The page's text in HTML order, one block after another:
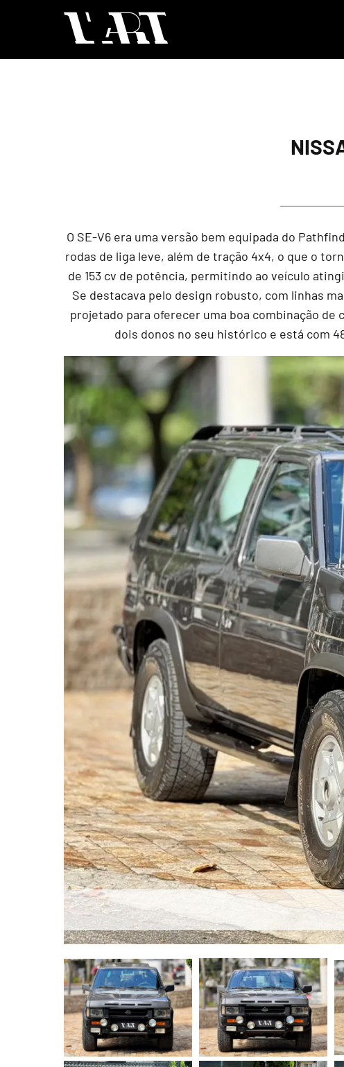
O SE-V6 era uma versão bem equipada do
rodas de liga leve, além de tração 4x4, o que o
de 153 cv de potência, permitindo ao veículo
Se destacava pelo design robusto, com linhas
projetado para oferecer uma boa combinação
dois donos no seu histórico e está com